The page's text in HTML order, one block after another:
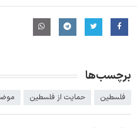
برچسب‌ها
فلسطین حمایت از فلسطین